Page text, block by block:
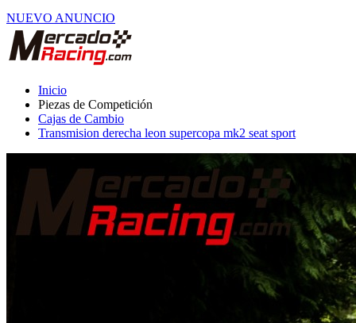
NUEVO ANUNCIO
Inicio
Piezas de Competición
Cajas de Cambio
Transmision derecha leon supercopa mk2 seat sport